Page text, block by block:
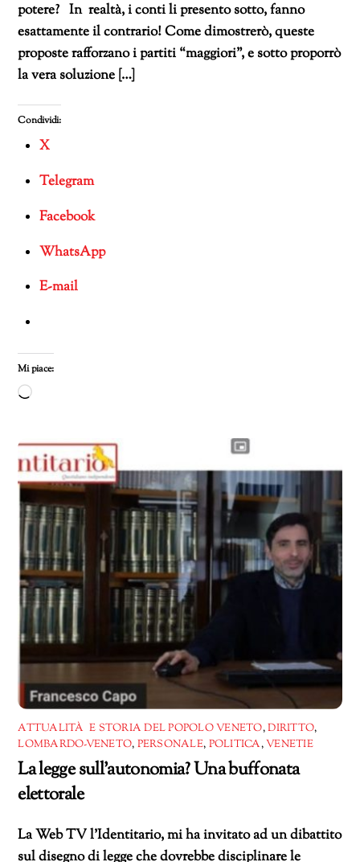
potere? In realtà, i conti li presento sotto, fanno
esattamente il contrario! Come dimostrerò, queste
proposte rafforzano i partiti “maggiori”, e sotto proporrò
la vera soluzione […]
Condividi:
X
Telegram
Facebook
WhatsApp
E-mail
Mi piace:
Caricamento
ATTUALITÀ E STORIA DEL POPOLO VENETO,DIRITTO,
LOMBARDO-VENETO, PERSONALE, POLITICA,VENETIE
La legge sull’autonomia? Una buffonata
elettorale
La Web TV l’Identitario, mi ha invitato ad un dibattito
sul disegno di legge che dovrebbe disciplinare le